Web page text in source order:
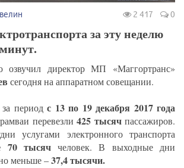
2 417 0
за эту неделю
директор МП «Маггортранс»
сегодня на аппаратном совещании.
периодс 13 по 19 декабря 2017 года
перевезли425 тысячпассажиров.
услугами электронного транспорта
70 тысяччеловек. В выходные дни
меньше –37,4 тысячи.